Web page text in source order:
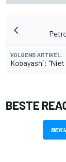
VOLGEND ARTIKEL
Kobayashi: "Niet
BESTE